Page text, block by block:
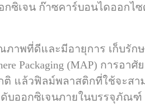
ซิเจน ก๊าซคาร์บอนไดออกไ
ภาพที่ดีและมีอายุการ เก็บรัก
Packaging (MAP) การอาศั
แล้วฟิลม์พลาสติกที่ใช้จะสา
บออกซิเจนภายในบรรจุภัณฑ์